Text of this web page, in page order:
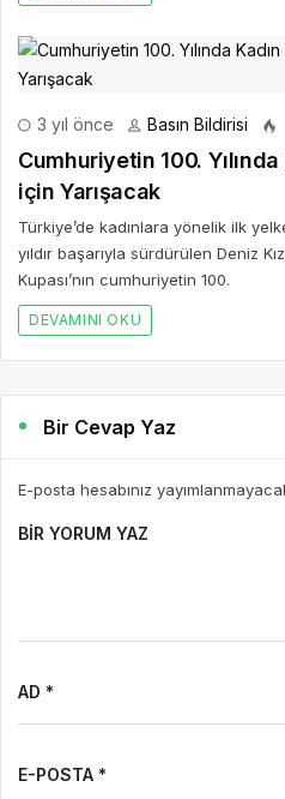
3 yıl önce Basın Bildirisi
Cumhuriyetin 100.
için Yarışacak
Türkiye’de kadınlara yönelik ilk
yıldır başarıyla sürdürülen Deniz
Kupası’nın cumhuriyetin 100.
DEVAMINI OKU
Bir Cevap Yaz
E-posta hesabınız
BIR YORUM YAZ
AD *
E-POSTA *